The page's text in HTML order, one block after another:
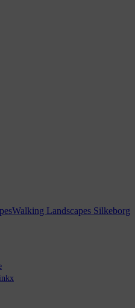
Walking Landscapes Silkeborg